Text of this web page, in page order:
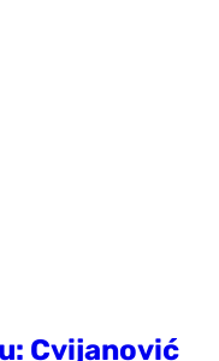
Cvijanović